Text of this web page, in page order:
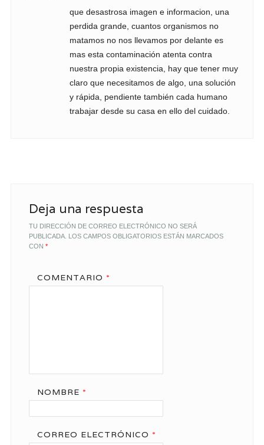
que desastrosa imagen e informacion, una
perdida grande, cuantos organismos no
matamos no nos llevamos por delante es
mas esta contaminación atenta contra
nuestra propia existencia, hay que tener muy
claro que necesitamos de algo, una solución
y rápida, pendiente también cada humano
trabajar desde su casa en ello del cuidado.
Deja una respuesta
TU DIRECCIÓN DE CORREO ELECTRÓNICO NO SERÁ
PUBLICADA. LOS CAMPOS OBLIGATORIOS ESTÁN MARCADOS
CON *
COMENTARIO *
NOMBRE *
CORREO ELECTRÓNICO *